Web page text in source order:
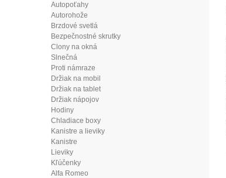
Autopoťahy
Autorohože
Brzdové svetlá
Bezpečnostné skrutky
Clony na okná
Slnečná
Proti námraze
Držiak na mobil
Držiak na tablet
Držiak nápojov
Hodiny
Chladiace boxy
Kanistre a lieviky
Kanistre
Lieviky
Kľúčenky
Alfa Romeo